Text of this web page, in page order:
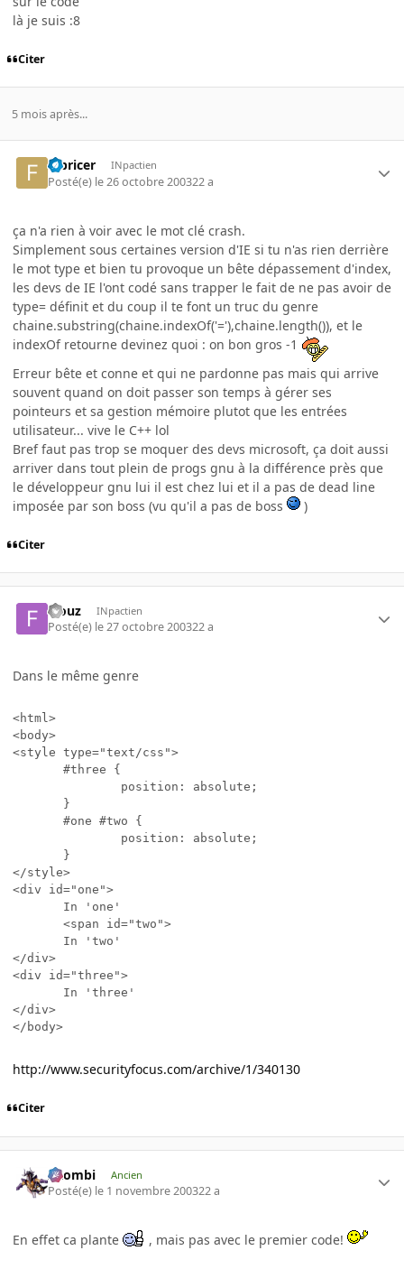
là je suis :8
Citer
5 mois après...
fabricer INpactien
Posté(e) le 26 octobre 200322 a
ça n'a rien à voir avec le mot clé crash.
Simplement sous certaines version d'IE si tu n'as rien derrière
le mot type et bien tu provoque un bête dépassement d'index,
les devs de IE l'ont codé sans trapper le fait de ne pas avoir de
type= définit et du coup il te font un truc du genre
chaine.substring(chaine.indexOf('='),chaine.length()), et le
indexOf retourne devinez quoi : on bon gros -1
Erreur bête et conne et qui ne pardonne pas mais qui arrive
souvent quand on doit passer son temps à gérer ses
pointeurs et sa gestion mémoire plutot que les entrées
utilisateur... vive le C++ lol
Bref faut pas trop se moquer des devs microsoft, ça doit aussi
arriver dans tout plein de progs gnu à la différence près que
le développeur gnu lui il est chez lui et il a pas de dead line
imposée par son boss (vu qu'il a pas de boss
)
Citer
Fiouz INpactien
Posté(e) le 27 octobre 200322 a
Dans le même genre
<html>
<body>
<style type="text/css">
#three {
position: absolute;
}
#one #two {
position: absolute;
}
</style>
<div id="one">
In 'one'
<span id="two">
In 'two'
</div>
<div id="three">
In 'three'
</div>
</body>
http://www.securityfocus.com/archive/1/340130
Citer
XZombi Ancien
Posté(e) le 1 novembre 200322 a
En effet ca plante , mais pas avec le premier code!